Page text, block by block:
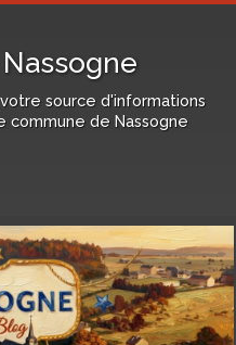
source d'informations
commune de Nassogne